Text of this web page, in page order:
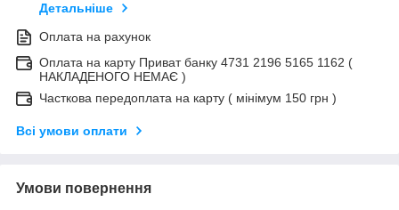
Детальніше
Оплата на рахунок
Оплата на карту Приват банку 4731 2196 5165 1162 (
НАКЛАДЕНОГО НЕМАЄ )
Часткова передоплата на карту ( мінімум 150 грн )
Всі умови оплати
Умови повернення